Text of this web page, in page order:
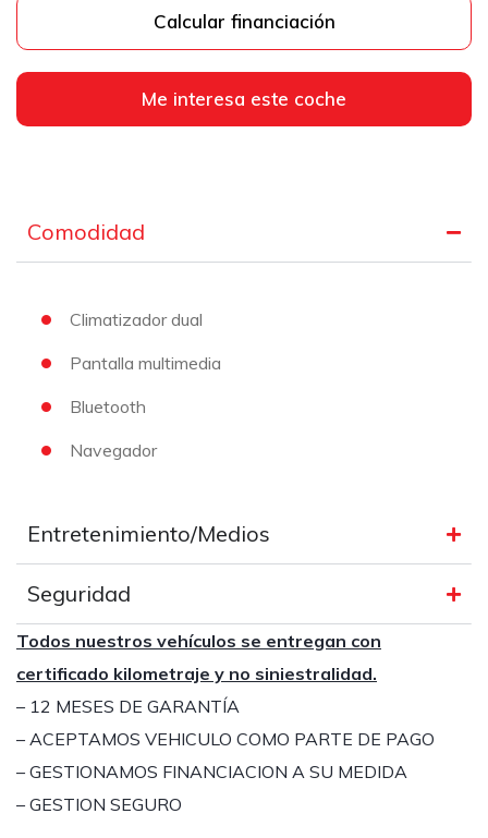
Calcular financiación
Me interesa este coche
Comodidad
Climatizador dual
Pantalla multimedia
Bluetooth
Navegador
Entretenimiento/Medios
Seguridad
Todos nuestros vehículos se entregan con
certificado kilometraje y no siniestralidad.
– 12 MESES DE GARANTÍA
– ACEPTAMOS VEHICULO COMO PARTE DE PAGO
– GESTIONAMOS FINANCIACION A SU MEDIDA
– GESTION SEGURO